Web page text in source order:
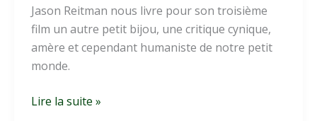
Jason Reitman nous livre pour son troisième
film un autre petit bijou, une critique cynique,
amère et cependant humaniste de notre petit
monde.
Up
Lire la suite »